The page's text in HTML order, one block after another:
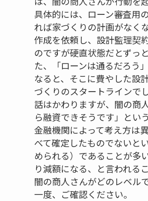
具体的には、ローン審査用
れば家づくりの計画がなく
作成を依頼し、設計監理契
のですが硬直状態だとずっ
た、「ローンは通るだろう
なると、そこに費やした設
づくりのスタートラインで
話はかわりますが、闇の商
ら融資できそうです」とい
金融機関によって考え方は
べて確定したものでないと
められる）であることが多
り減額になる、と言われる
闇の商人さんがどのレベル
一度、ご確認ください。